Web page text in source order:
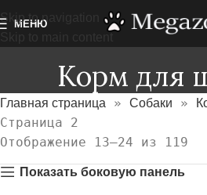
Skip to navigation
МЕНЮ
Корм для
Главная страница » Собаки »
Страница 2
Отображение 13–24 из 119
Показать боковую панель